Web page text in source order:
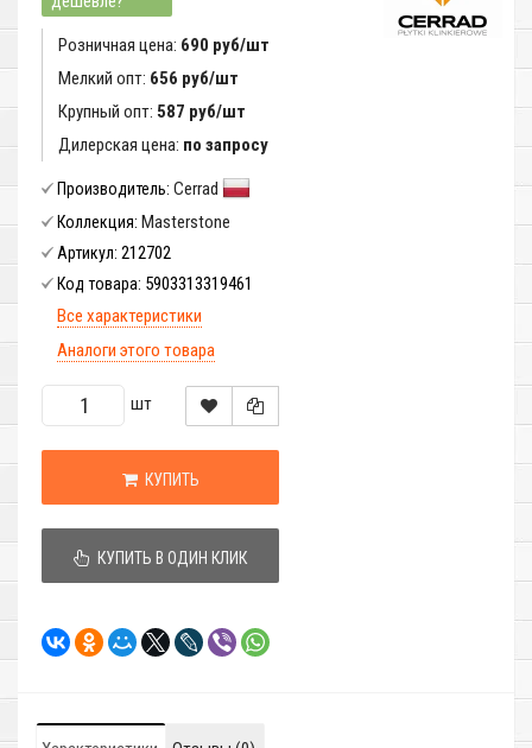
Розничная цена: 690 руб/шт
Мелкий опт: 656 руб/шт
Крупный опт: 587 руб/шт
Дилерская цена: по запросу
Производитель: Cerrad
Коллекция: Masterstone
Артикул: 212702
Код товара: 5903313319461
Все характеристики
Аналоги этого товара
шт
КУПИТЬ
КУПИТЬ В ОДИН КЛИК